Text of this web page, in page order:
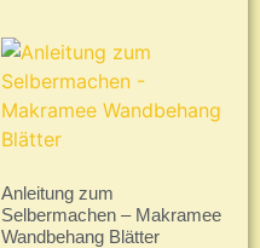
Anleitung zum
Selbermachen – Makramee
Wandbehang Blätter